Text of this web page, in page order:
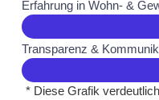
Erfahrung in Wohn- &
Transparenz &
* Diese Grafik